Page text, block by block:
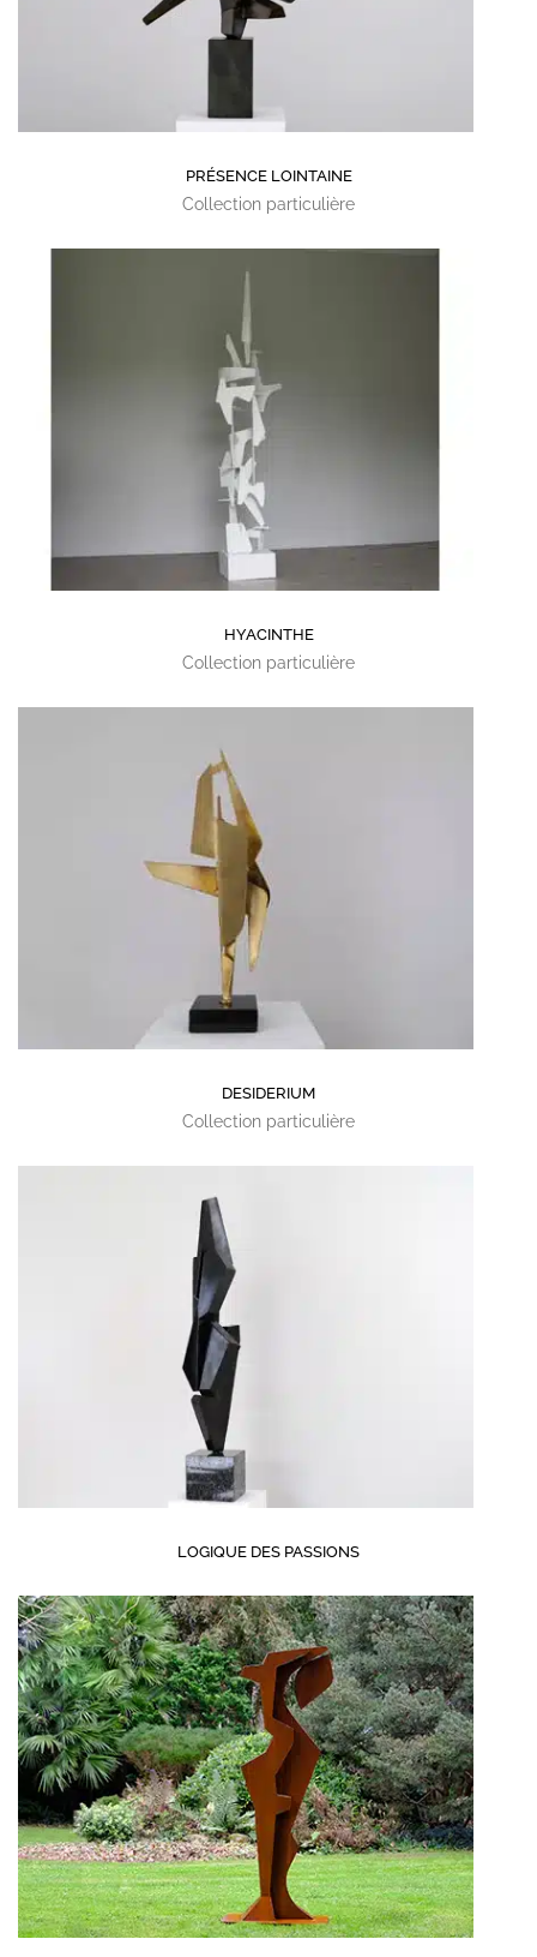
PRÉSENCE LOINTAINE
Collection particulière
HYACINTHE
Collection particulière
DESIDERIUM
Collection particulière
LOGIQUE DES PASSIONS